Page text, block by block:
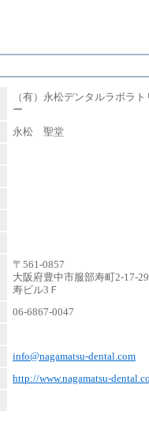
（有）永松デンタルラボラト
ー
永松 聖堂
〒561-0857
大阪府豊中市服部寿町2-
寿ビル3Ｆ
06-6867-0047
info@nagamatsu-dental.com
http://www.nagamatsu-